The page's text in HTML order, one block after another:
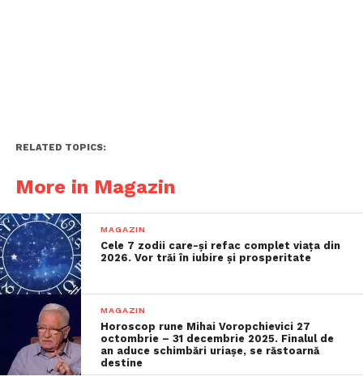
RELATED TOPICS:
More in Magazin
MAGAZIN
Cele 7 zodii care-și refac complet viața din
2026. Vor trăi în iubire și prosperitate
MAGAZIN
Horoscop rune Mihai Voropchievici 27
octombrie – 31 decembrie 2025. Finalul de
an aduce schimbări uriașe, se răstoarnă
destine